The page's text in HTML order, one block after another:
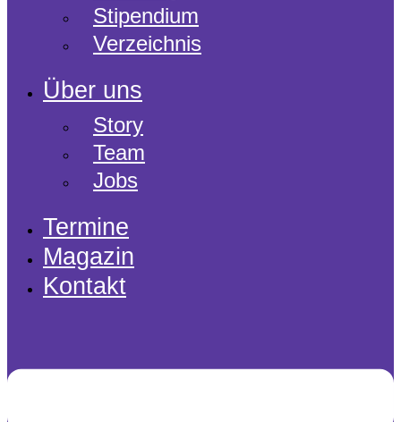
Stipendium
Verzeichnis
Über uns
Story
Team
Jobs
Termine
Magazin
Kontakt